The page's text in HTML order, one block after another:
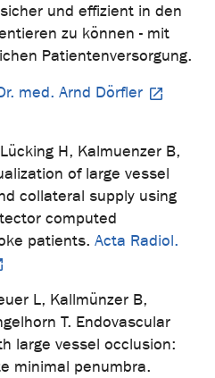
und effizient in den
zu können - mit
Patientenversorgung.
med. Arnd Dörfler
Lücking H, Kalmuenzer B,
of large vessel
collateral supply using
computed
patients. Acta Radiol.
L, Kallmünzer B,
T. Endovascular
large vessel occlusion:
minimal penumbra.